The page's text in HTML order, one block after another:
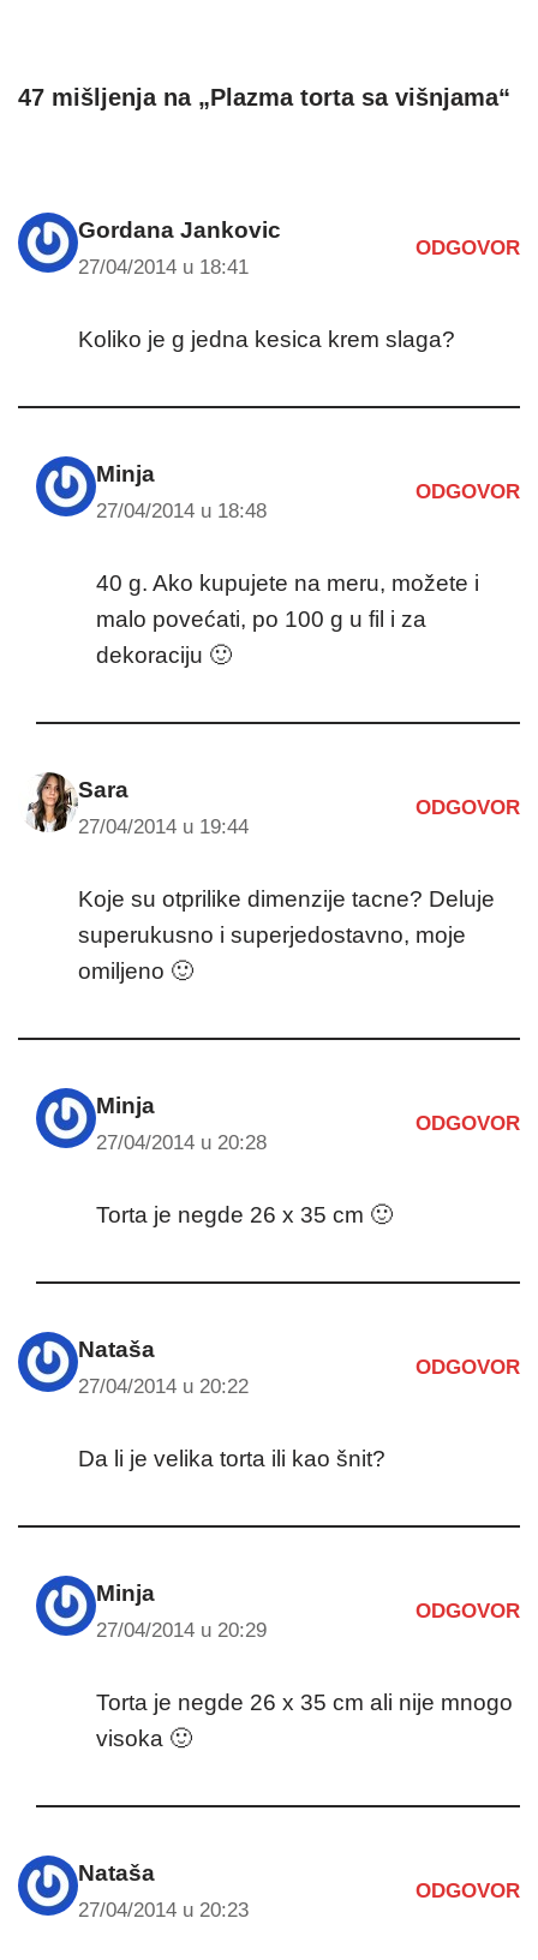
47 mišljenja na „Plazma torta sa višnjama“
Gordana Jankovic
27/04/2014 u 18:41
ODGOVOR
Koliko je g jedna kesica krem slaga?
Minja
27/04/2014 u 18:48
ODGOVOR
40 g. Ako kupujete na meru, možete i
malo povećati, po 100 g u fil i za
dekoraciju 🙂
Sara
27/04/2014 u 19:44
ODGOVOR
Koje su otprilike dimenzije tacne? Deluje
superukusno i superjedostavno, moje
omiljeno 🙂
Minja
27/04/2014 u 20:28
ODGOVOR
Torta je negde 26 x 35 cm 🙂
Nataša
27/04/2014 u 20:22
ODGOVOR
Da li je velika torta ili kao šnit?
Minja
27/04/2014 u 20:29
ODGOVOR
Torta je negde 26 x 35 cm ali nije mnogo
visoka 🙂
Nataša
27/04/2014 u 20:23
ODGOVOR